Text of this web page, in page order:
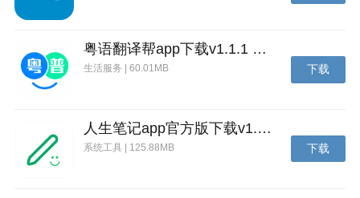
粤语翻译帮app下载v1.1.1 安卓版
生活服务 | 60.01MB 下载
人生笔记app官方版下载v1.19.4 安卓版
系统工具 | 125.88MB 下载